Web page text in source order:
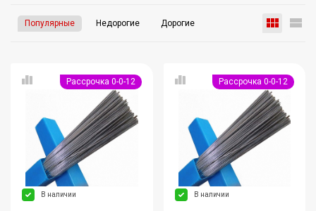
Популярные Недорогие Дорогие
Рассрочка 0-0-12
В наличии
Рассрочка 0-0-12
В наличии